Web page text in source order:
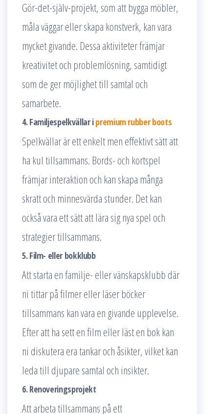
Gör-det-själv-projekt, som att bygga möbler,
måla väggar eller skapa konstverk, kan vara
mycket givande. Dessa aktiviteter främjar
kreativitet och problemlösning, samtidigt
som de ger möjlighet till samtal och
samarbete.
4. Familjespelkvällar ipremium rubber boots
Spelkvällar är ett enkelt men effektivt sätt att
ha kul tillsammans. Bords- och kortspel
främjar interaktion och kan skapa många
skratt och minnesvärda stunder. Det kan
också vara ett sätt att lära sig nya spel och
strategier tillsammans.
5. Film- eller bokklubb
Att starta en familje- eller vänskapsklubb där
ni tittar på filmer eller läser böcker
tillsammans kan vara en givande upplevelse.
Efter att ha sett en film eller läst en bok kan
ni diskutera era tankar och åsikter, vilket kan
leda till djupare samtal och insikter.
6. Renoveringsprojekt
Att arbeta tillsammans på ett